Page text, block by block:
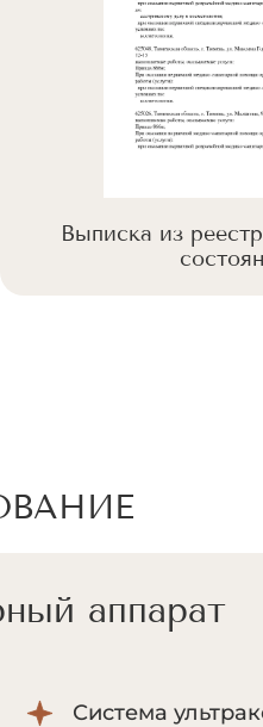
Выписка из
аппарат
Система